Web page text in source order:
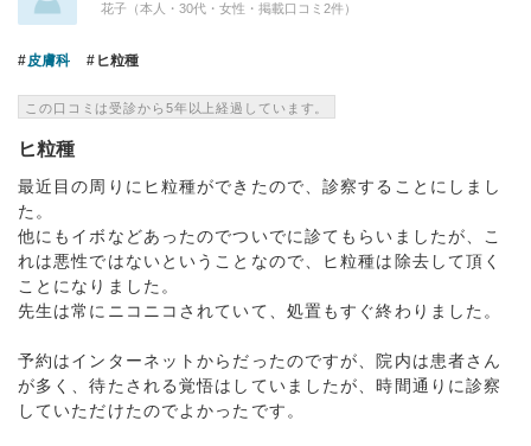
花子（本人・30代・女性・掲載口コミ2件）
皮膚科 ヒ粒種
この口コミは受診から5年以上経過しています。
ヒ粒種
最近目の周りにヒ粒種ができたので、診察することにしまし
た。
他にもイボなどあったのでついでに診てもらいましたが、こ
れは悪性ではないということなので、ヒ粒種は除去して頂く
ことになりました。
先生は常にニコニコされていて、処置もすぐ終わりました。
予約はインターネットからだったのですが、院内は患者さん
が多く、待たされる覚悟はしていましたが、時間通りに診察
していただけたのでよかったです。